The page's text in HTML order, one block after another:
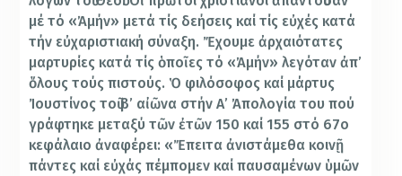
μέ τό «Ἀμήν» μετά τίς δεήσεις καί τίς εὐχές κατά
τήν εὐχαριστιακή σύναξη. Ἔχουμε ἀρχαιότατες
μαρτυρίες κατά τίς ὁποῖες τό «Ἀμήν» λεγόταν ἀπ’
ὅλους τούς πιστούς. Ὁ φιλόσοφος καί μάρτυς
Ἰουστίνος τοῦ β’ αἰῶνα στήν Α’ Ἀπολογία του πού
γράφτηκε μεταξύ τῶν ἐτῶν 150 καί 155 στό 67ο
κεφάλαιο ἀναφέρει: «Ἔπειτα ἀνιστάμεθα κοινῇ
πάντες καί εὐχάς πέμπομεν καί παυσαμένων ὑμῶν